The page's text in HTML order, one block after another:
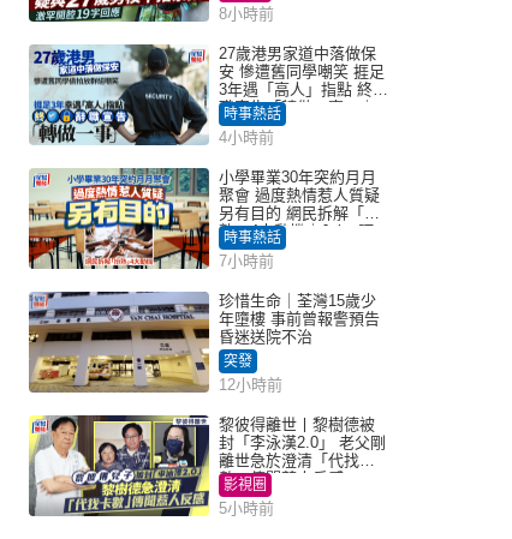
8小時前
27歲港男家道中落做保
安 慘遭舊同學嘲笑 捱足
3年遇「高人」指點 終辭
職宣告「轉做一事」｜
Juicy叮
時事熱話
4小時前
小學畢業30年突約月月
聚會 過度熱情惹人質疑
另有目的 網民拆解「扮
熟」4大動機｜Juicy叮
時事熱話
7小時前
珍惜生命｜荃灣15歲少
年墮樓 事前曾報警預告
昏迷送院不治
突發
12小時前
黎彼得離世丨黎樹德被
封「李泳漢2.0」 老父剛
離世急於澄清「代找卡
數」傳聞惹人反感
影視圈
5小時前